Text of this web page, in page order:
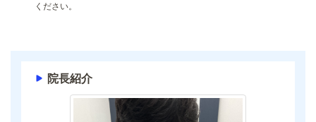
ください。
院長紹介